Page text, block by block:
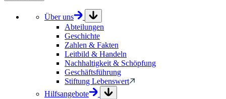
Über uns
Abteilungen
Geschichte
Zahlen & Fakten
Leitbild & Handeln
Nachhaltigkeit & Schöpfung
Geschäftsführung
Stiftung Lebenswert
Hilfsangebote